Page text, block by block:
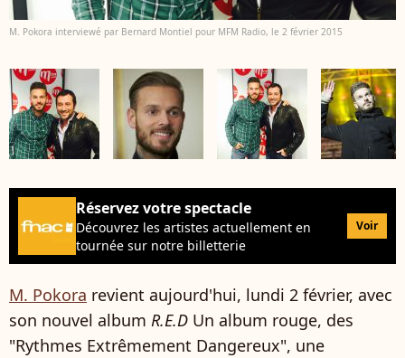
M. Pokora interviewé par Bernard Montiel pour MFM Radio, le 2 février 2015
Réservez votre spectacle
Découvrez les artistes actuellement en
tournée sur notre billetterie
Voir
M. Pokora revient aujourd'hui, lundi 2 février, avec
son nouvel album R.E.D Un album rouge, des
"Rythmes Extrêmement Dangereux", une